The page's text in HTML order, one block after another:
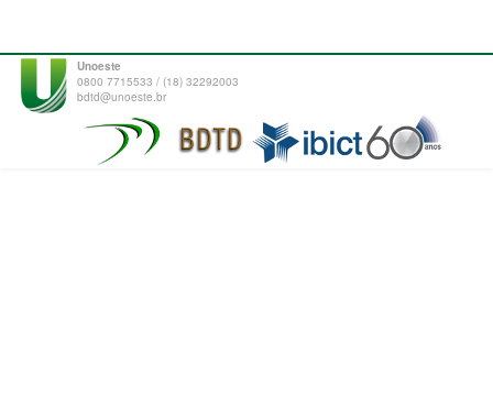
Unoeste
0800 7715533 / (18) 32292003
bdtd@unoeste.br